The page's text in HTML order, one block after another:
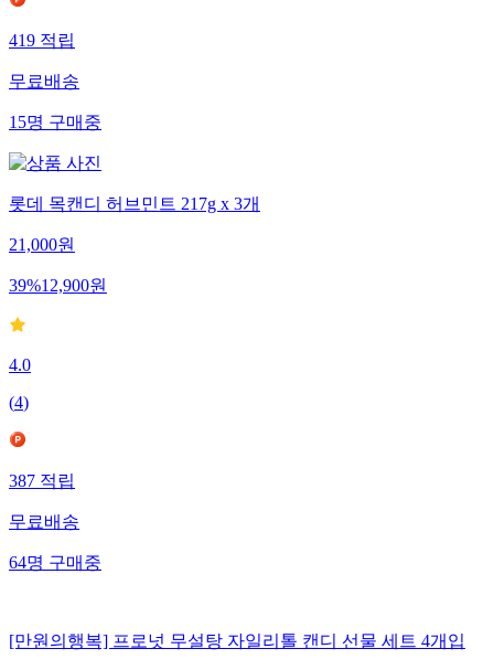
419적립
무료배송
15명구매중
롯데 목캔디 허브민트 217g x 3개
21,000원
39%12,900원
4.0
(4)
387적립
무료배송
64명구매중
[만원의행복] 프로넛 무설탕 자일리톨 캔디 선물 세트 4개입